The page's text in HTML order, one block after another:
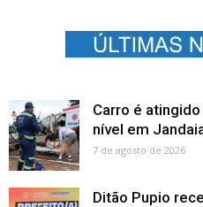
Carro é
nível em
7 de agosto de 2026
Ditão Pupio